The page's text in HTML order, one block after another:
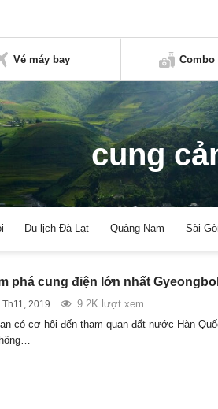
Vé máy bay
cung
Du lịch Đà Lạt Quảng Nam Sài
phá cung điện lớn nhất
Th11, 2019
9.2K lượt xem
có cơ hội đến tham quan đất nước Hàn